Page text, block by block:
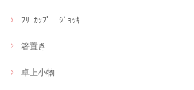
ﾌﾘｰｶｯﾌﾟ・ｼﾞｮｯｷ
箸置き
卓上小物